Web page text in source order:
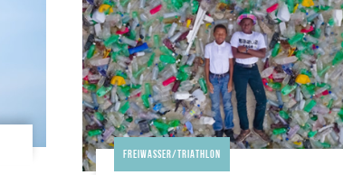
Freiwasser/Triathlon